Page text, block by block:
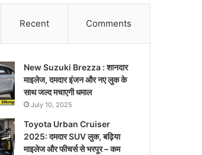
Recent Comments
New Suzuki Brezza : शानदार
माइलेज, दमदार इंजन और नए लुक के
साथ जल्द मचाएगी धमाल
July 10, 2025
Toyota Urban Cruiser
2025: दमदार SUV लुक, बढ़िया
माइलेज और फीचर्स से भरपूर – कम